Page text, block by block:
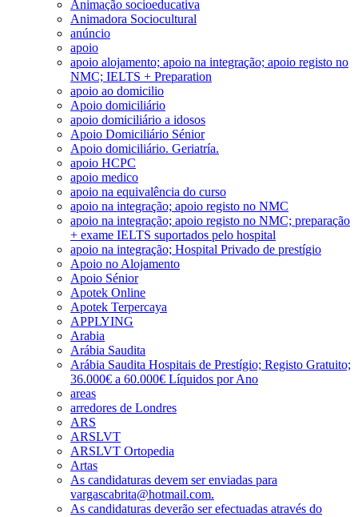
Animação socioeducativa
Animadora Sociocultural
anúncio
apoio
apoio alojamento; apoio na integração; apoio registo no
NMC; IELTS + Preparation
apoio ao domicilio
Apoio domiciliário
apoio domiciliário a idosos
Apoio Domiciliário Sénior
Apoio domiciliário. Geriatría.
apoio HCPC
apoio medico
apoio na equivalência do curso
apoio na integração; apoio registo no NMC
apoio na integração; apoio registo no NMC; preparação
+ exame IELTS suportados pelo hospital
apoio na integração; Hospital Privado de prestígio
Apoio no Alojamento
Apoio Sénior
Apotek Online
Apotek Terpercaya
APPLYING
Arabia
Arábia Saudita
Arábia Saudita Hospitais de Prestígio; Registo Gratuito;
36.000€ a 60.000€ Líquidos por Ano
areas
arredores de Londres
ARS
ARSLVT
ARSLVT Ortopedia
Artas
As candidaturas devem ser enviadas para
vargascabrita@hotmail.com.
As candidaturas deverão ser efectuadas através do